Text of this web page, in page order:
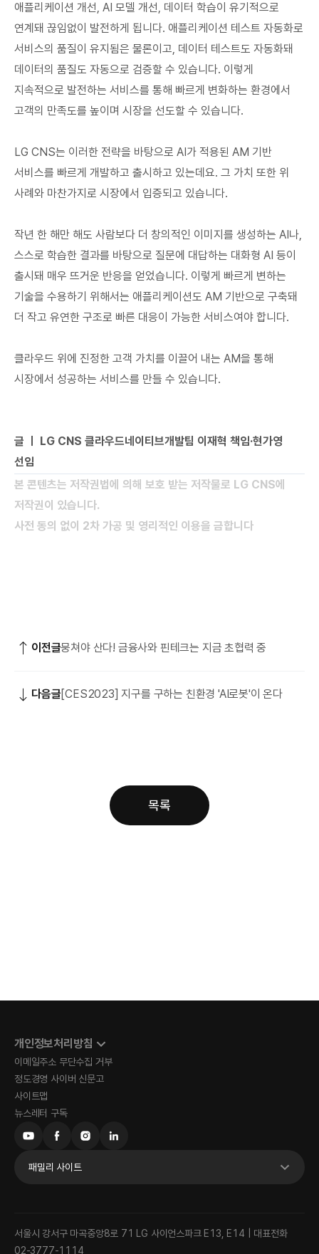
애플리케이션 개선, AI 모델 개선, 데이터 학습이 유기적으로
연계돼 끊임없이 발전하게 됩니다. 애플리케이션 테스트 자동화로
서비스의 품질이 유지됨은 물론이고, 데이터 테스트도 자동화돼
데이터의 품질도 자동으로 검증할 수 있습니다. 이렇게
지속적으로 발전하는 서비스를 통해 빠르게 변화하는 환경에서
고객의 만족도를 높이며 시장을 선도할 수 있습니다.
LG CNS는 이러한 전략을 바탕으로 AI가 적용된 AM 기반
서비스를 빠르게 개발하고 출시하고 있는데요. 그 가치 또한 위
사례와 마찬가지로 시장에서 입증되고 있습니다.
작년 한 해만 해도 사람보다 더 창의적인 이미지를 생성하는 AI나,
스스로 학습한 결과를 바탕으로 질문에 대답하는 대화형 AI 등이
출시돼 매우 뜨거운 반응을 얻었습니다. 이렇게 빠르게 변하는
기술을 수용하기 위해서는 애플리케이션도 AM 기반으로 구축돼
더 작고 유연한 구조로 빠른 대응이 가능한 서비스여야 합니다.
클라우드 위에 진정한 고객 가치를 이끌어 내는 AM을 통해
시장에서 성공하는 서비스를 만들 수 있습니다.
글 ㅣ LG CNS 클라우드네이티브개발팀 이재혁 책임·현가영
선임
본 콘텐츠는 저작권법에 의해 보호 받는 저작물로 LG CNS에
저작권이 있습니다.
사전 동의 없이 2차 가공 및 영리적인 이용을 금합니다
이전글뭉쳐야 산다! 금융사와 핀테크는 지금 초협력 중
다음글[CES2023] 지구를 구하는 친환경 'AI로봇'이 온다
목록
개인정보처리방침
이메일주소 무단수집 거부
정도경영 사이버 신문고
사이트맵
뉴스레터 구독
패밀리 사이트
서울시 강서구 마곡중앙8로 71 LG 사이언스파크 E13, E14 | 대표전화
02-3777-1114